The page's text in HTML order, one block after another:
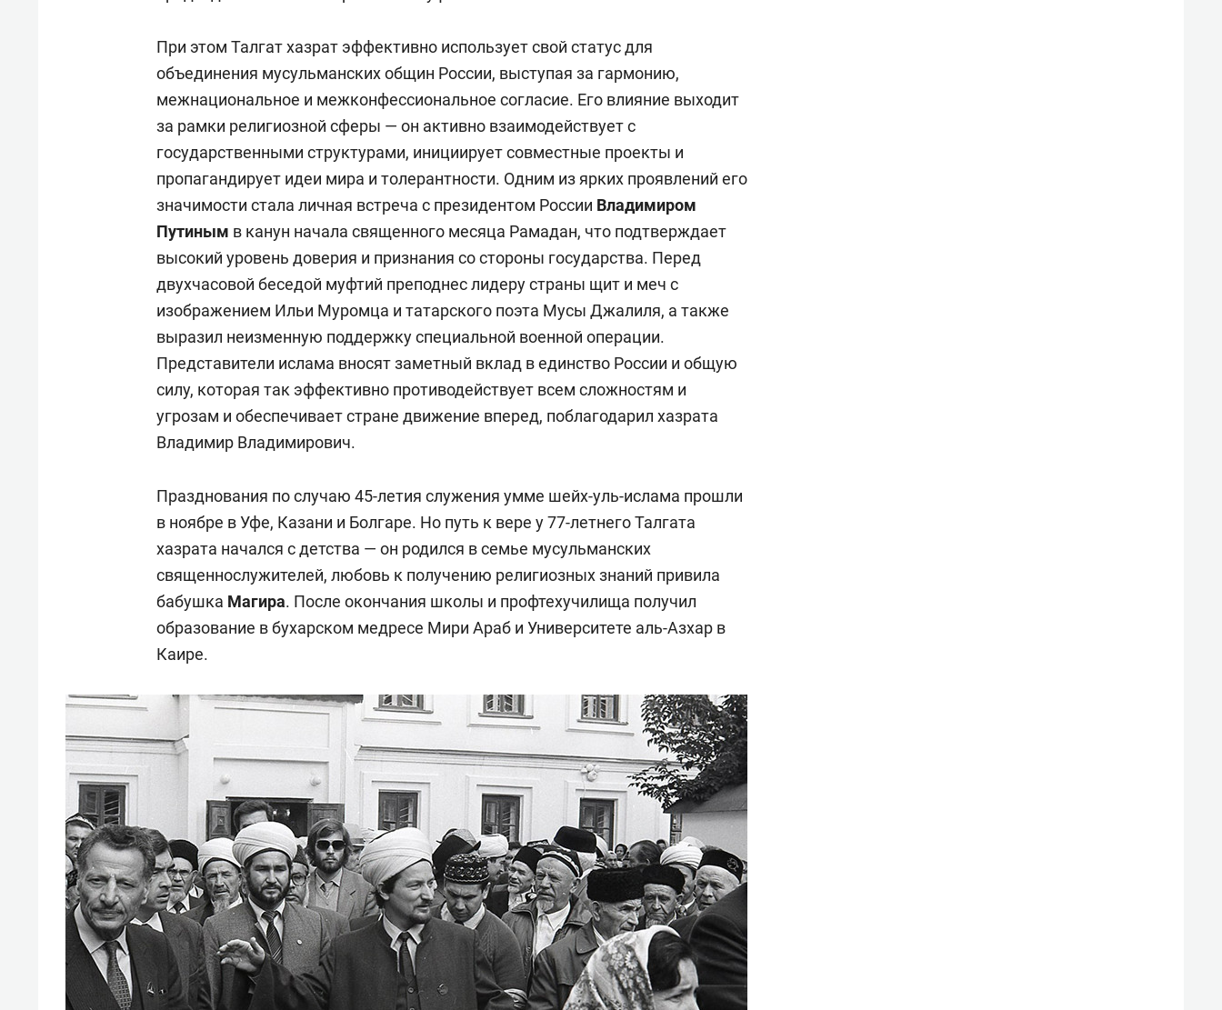
При этом Талгат хазрат эффективно использует свой статус для
объединения мусульманских общин России, выступая за гармонию,
межнациональное и межконфессиональное согласие. Его влияние выходит
за рамки религиозной сферы — он активно взаимодействует с
государственными структурами, инициирует совместные проекты и
пропагандирует идеи мира и толерантности. Одним из ярких проявлений его
значимости стала личная встреча с президентом России Владимиром
Путиным в канун начала священного месяца Рамадан, что подтверждает
высокий уровень доверия и признания со стороны государства. Перед
двухчасовой беседой муфтий преподнес лидеру страны щит и меч с
изображением Ильи Муромца и татарского поэта Мусы Джалиля, а также
выразил неизменную поддержку специальной военной операции.
Представители ислама вносят заметный вклад в единство России и общую
силу, которая так эффективно противодействует всем сложностям и
угрозам и обеспечивает стране движение вперед, поблагодарил хазрата
Владимир Владимирович.
Празднования по случаю 45-летия служения умме шейх-уль-ислама прошли
в ноябре в Уфе, Казани и Болгаре. Но путь к вере у 77-летнего Талгата
хазрата начался с детства — он родился в семье мусульманских
священнослужителей, любовь к получению религиозных знаний привила
бабушка Магира. После окончания школы и профтехучилища получил
образование в бухарском медресе Мири Араб и Университете аль-Азхар в
Каире.